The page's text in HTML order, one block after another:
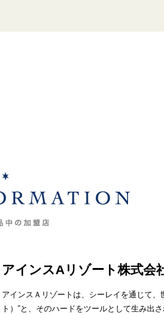
アインスAリゾート株式会
アインスＡリゾートは、シーレイを通じて、
ト）”と、そのハードをツールとして生み出